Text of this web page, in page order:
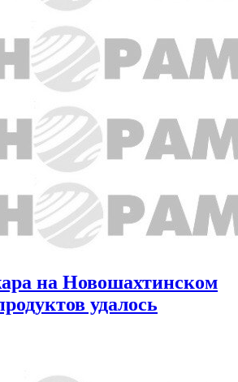
на Новошахтинском
удалось